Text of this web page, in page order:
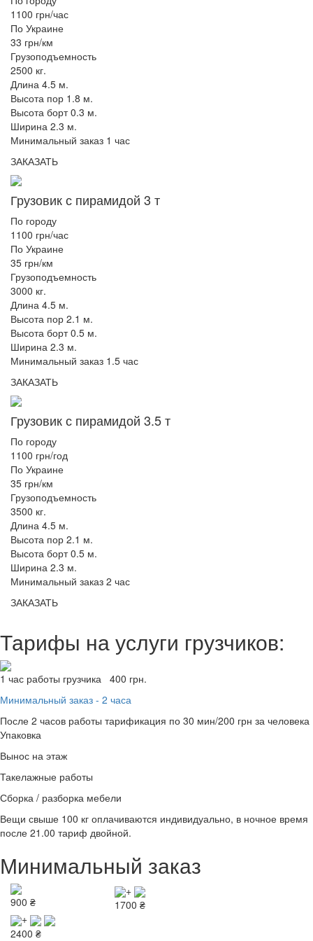
1100 грн/час
По Украине
33 грн/км
Грузоподъемность
2500 кг.
Длина 4.5 м.
Высота пор 1.8 м.
Высота борт 0.3 м.
Ширина 2.3 м.
Минимальный заказ 1 час
ЗАКАЗАТЬ
Грузовик с пирамидой 3 т
По городу
1100 грн/час
По Украине
35 грн/км
Грузоподъемность
3000 кг.
Длина 4.5 м.
Высота пор 2.1 м.
Высота борт 0.5 м.
Ширина 2.3 м.
Минимальный заказ 1.5 час
ЗАКАЗАТЬ
Грузовик с пирамидой 3.5 т
По городу
1100 грн/год
По Украине
35 грн/км
Грузоподъемность
3500 кг.
Длина 4.5 м.
Высота пор 2.1 м.
Высота борт 0.5 м.
Ширина 2.3 м.
Минимальный заказ 2 час
ЗАКАЗАТЬ
Тарифы на услуги грузчиков:
1 час работы грузчика
400 грн.
Минимальный заказ - 2 часа
После 2 часов работы тарификация по 30 мин/200 грн за человека
Упаковка
Вынос на этаж
Такелажные работы
Сборка / разборка мебели
Вещи свыше 100 кг оплачиваются индивидуально, в ночное время
после 21.00 тариф двойной.
Минимальный заказ
900 ₴
+
1700₴
+
2400 ₴